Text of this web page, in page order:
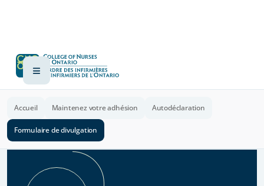
Accueil Maintenez votre adhésion Autodéclaration
Formulaire de divulgation